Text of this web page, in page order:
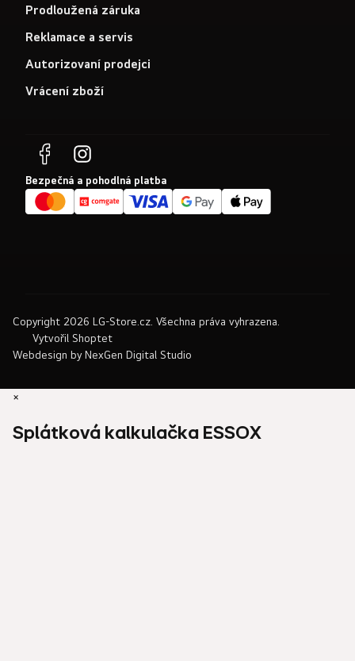
Prodloužená záruka
Reklamace a servis
Autorizovaní prodejci
Vrácení zboží
Bezpečná a pohodlná platba
Webdesign by NexGen Digital Studio
Vytvořil Shoptet
Copyright 2026 LG-Store.cz . Všechna práva vyhrazena.
×
Splátková kalkulačka ESSOX